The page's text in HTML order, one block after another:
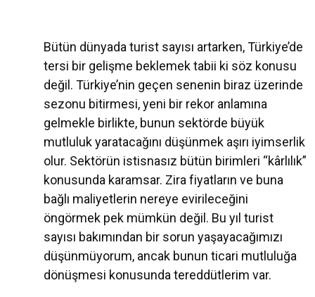
Bütün dünyada turist sayısı artarken, Türkiye’de
tersi bir gelişme beklemek tabii ki söz konusu
değil. Türkiye’nin geçen senenin biraz üzerinde
sezonu bitirmesi, yeni bir rekor anlamına
gelmekle birlikte, bunun sektörde büyük
mutluluk yaratacağını düşünmek aşırı iyimserlik
olur. Sektörün istisnasız bütün birimleri “kârlılık”
konusunda karamsar. Zira fiyatların ve buna
bağlı maliyetlerin nereye evirileceğini
öngörmek pek mümkün değil. Bu yıl turist
sayısı bakımından bir sorun yaşayacağımızı
düşünmüyorum, ancak bunun ticari mutluluğa
dönüşmesi konusunda tereddütlerim var.